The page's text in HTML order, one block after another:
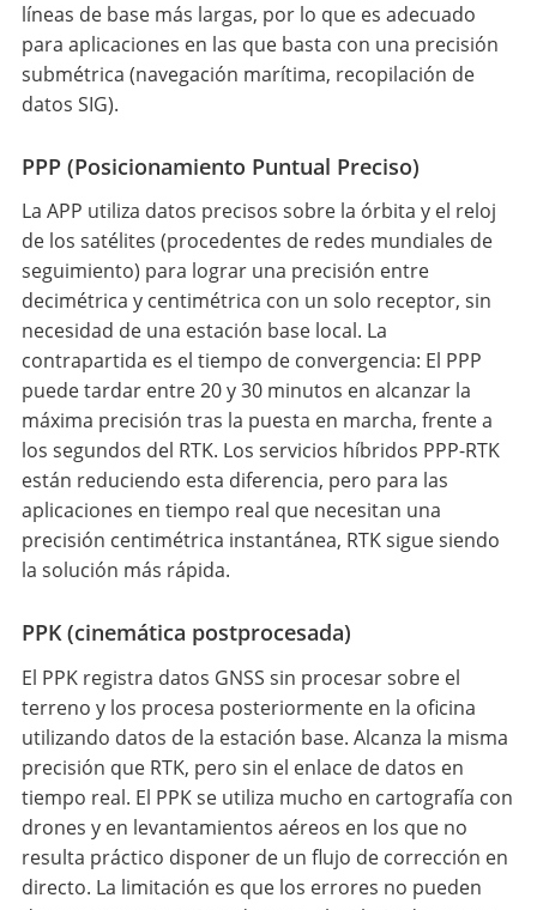
líneas de base más largas, por lo que es adecuado
para aplicaciones en las que basta con una precisión
submétrica (navegación marítima, recopilación de
datos SIG).
PPP (Posicionamiento Puntual Preciso)
La APP utiliza datos precisos sobre la órbita y el reloj
de los satélites (procedentes de redes mundiales de
seguimiento) para lograr una precisión entre
decimétrica y centimétrica con un solo receptor, sin
necesidad de una estación base local. La
contrapartida es el tiempo de convergencia: El PPP
puede tardar entre 20 y 30 minutos en alcanzar la
máxima precisión tras la puesta en marcha, frente a
los segundos del RTK. Los servicios híbridos PPP-RTK
están reduciendo esta diferencia, pero para las
aplicaciones en tiempo real que necesitan una
precisión centimétrica instantánea, RTK sigue siendo
la solución más rápida.
PPK (cinemática postprocesada)
El PPK registra datos GNSS sin procesar sobre el
terreno y los procesa posteriormente en la oficina
utilizando datos de la estación base. Alcanza la misma
precisión que RTK, pero sin el enlace de datos en
tiempo real. El PPK se utiliza mucho en cartografía con
drones y en levantamientos aéreos en los que no
resulta práctico disponer de un flujo de corrección en
directo. La limitación es que los errores no pueden